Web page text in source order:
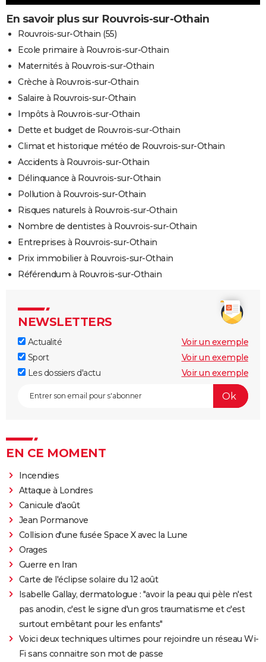
En savoir plus sur Rouvrois-sur-Othain
Rouvrois-sur-Othain (55)
Ecole primaire à Rouvrois-sur-Othain
Maternités à Rouvrois-sur-Othain
Crèche à Rouvrois-sur-Othain
Salaire à Rouvrois-sur-Othain
Impôts à Rouvrois-sur-Othain
Dette et budget de Rouvrois-sur-Othain
Climat et historique météo de Rouvrois-sur-Othain
Accidents à Rouvrois-sur-Othain
Délinquance à Rouvrois-sur-Othain
Pollution à Rouvrois-sur-Othain
Risques naturels à Rouvrois-sur-Othain
Nombre de dentistes à Rouvrois-sur-Othain
Entreprises à Rouvrois-sur-Othain
Prix immobilier à Rouvrois-sur-Othain
Référendum à Rouvrois-sur-Othain
NEWSLETTERS
Actualité
Voir un exemple
Sport
Voir un exemple
Les dossiers d'actu
Voir un exemple
EN CE MOMENT
Incendies
Attaque à Londres
Canicule d'août
Jean Pormanove
Collision d'une fusée Space X avec la Lune
Orages
Guerre en Iran
Carte de l'éclipse solaire du 12 août
Isabelle Gallay, dermatologue : "avoir la peau qui pèle n'est
pas anodin, c'est le signe d'un gros traumatisme et c'est
surtout embêtant pour les enfants"
Voici deux techniques ultimes pour rejoindre un réseau Wi-
Fi sans connaitre son mot de passe